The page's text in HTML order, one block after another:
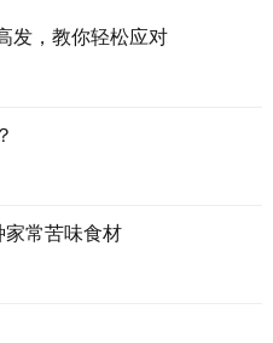
发，教你轻松应对
家常苦味食材